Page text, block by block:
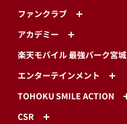
ファンクラブ
アカデミー
楽天モバイル 最強パーク宮城
エンターテインメント
TOHOKU SMILE ACTION
CSR